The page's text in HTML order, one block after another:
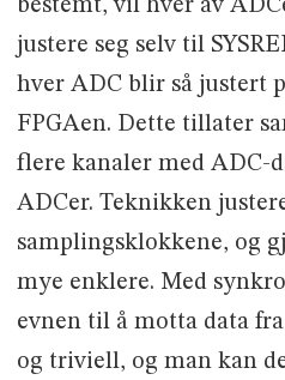
bestemt, vil hver av
justere seg selv til
hver ADC blir så justert
FPGAen. Dette tillater
flere kanaler med ADC-
ADCer. Teknikken
samplingsklokkene, og
mye enklere. Med
evnen til å motta data
og triviell, og man kan